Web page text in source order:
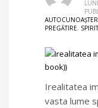
PREGĂTIRE,
Irealitatea
vasta lume